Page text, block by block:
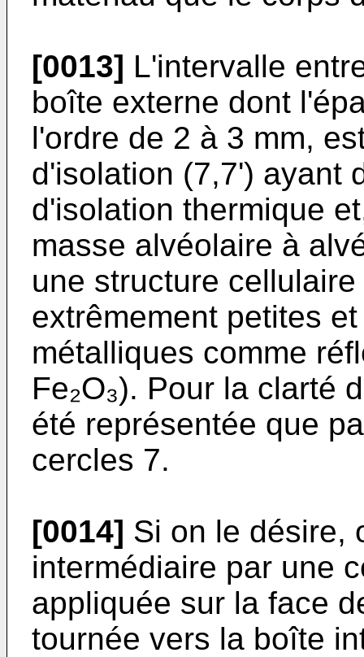
[0013] L'intervalle
boîte externe dont
l'ordre de 2 à 3 mm,
d'isolation (7,7') ayant
d'isolation thermique
masse alvéolaire à
une structure
extrêmement petites
métalliques comme
Fe₂O₃). Pour la clarté
été représentée que
cercles 7.
[0014] Si on le désire,
intermédiaire par une
appliquée sur la face
tournée vers la boîte